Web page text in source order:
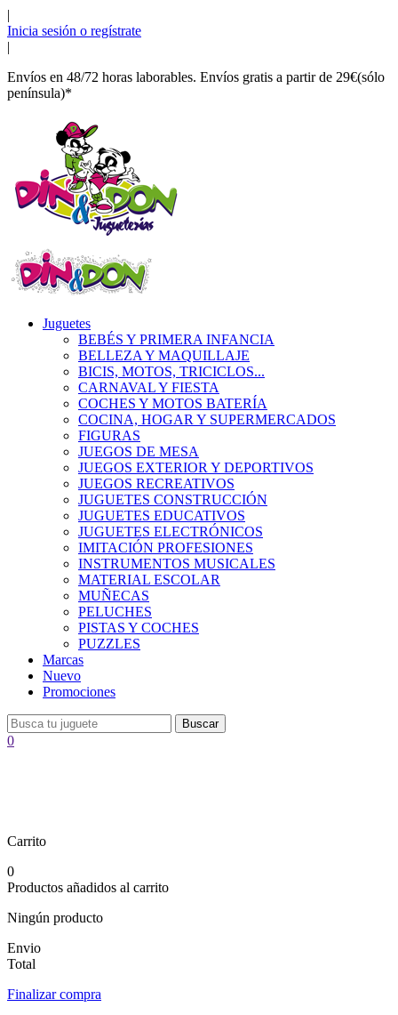
|
Inicia sesión o regístrate
|
Envíos en 48/72 horas laborables. Envíos gratis a partir de 29€(sólo
península)*
Juguetes
BEBÉS Y PRIMERA INFANCIA
BELLEZA Y MAQUILLAJE
BICIS, MOTOS, TRICICLOS...
CARNAVAL Y FIESTA
COCHES Y MOTOS BATERÍA
COCINA, HOGAR Y SUPERMERCADOS
FIGURAS
JUEGOS DE MESA
JUEGOS EXTERIOR Y DEPORTIVOS
JUEGOS RECREATIVOS
JUGUETES CONSTRUCCIÓN
JUGUETES EDUCATIVOS
JUGUETES ELECTRÓNICOS
IMITACIÓN PROFESIONES
INSTRUMENTOS MUSICALES
MATERIAL ESCOLAR
MUÑECAS
PELUCHES
PISTAS Y COCHES
PUZZLES
Marcas
Nuevo
Promociones
Buscar
0
Carrito
0
Productos añadidos al carrito
Ningún producto
Envio
Total
Finalizar compra